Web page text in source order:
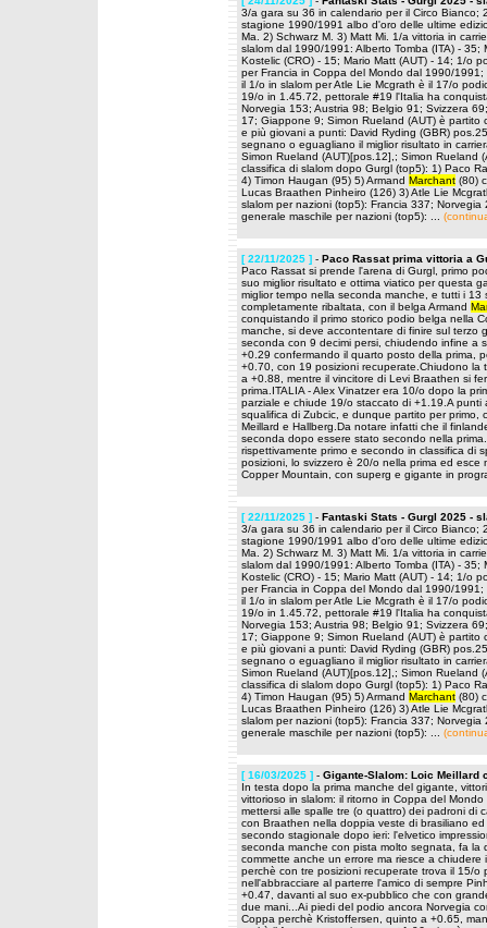
3/a gara su 36 in calendario per il Circo Bianco;
stagione 1990/1991 albo d'oro delle ultime
Ma. 2) Schwarz M. 3) Matt Mi. 1/a vittoria in
slalom dal 1990/1991: Alberto Tomba (ITA) - 35;
Kostelic (CRO) - 15; Mario Matt (AUT) - 14; 1/o
per Francia in Coppa del Mondo dal 1990/
il 1/o in slalom per Atle Lie Mcgrath è il 17/o
19/o in 1.45.72, pettorale #19 l'Italia ha
Norvegia 153; Austria 98; Belgio 91; Svizzera
17; Giappone 9; Simon Rueland (AUT) è
e più giovani a punti: David Ryding (GBR)
segnano o eguagliano il miglior risultato in
Simon Rueland (AUT)[pos.12],; Simon Rueland
classifica di slalom dopo Gurgl (top5): 1) Paco
4) Timon Haugan (95) 5) Armand Marchant (80)
Lucas Braathen Pinheiro (126) 3) Atle Lie
slalom per nazioni (top5): Francia 337;
generale maschile per nazioni (top5): ...
[ 22/11/2025 ] - Paco Rassat prima vittoria a
Paco Rassat si prende l'arena di Gurgl, primo
suo miglior risultato e ottima viatico per questa
miglior tempo nella seconda manche, e tutti i
completamente ribaltata, con il belga Armand
conquistando il primo storico podio belga nella
manche, si deve accontentare di finire sul terzo
seconda con 9 decimi persi, chiudendo infine a
+0.29 confermando il quarto posto della prima,
+0.70, con 19 posizioni recuperate.Chiudono
a +0.88, mentre il vincitore di Levi Braathen si
prima.ITALIA - Alex Vinatzer era 10/o dopo la
parziale e chiude 19/o staccato di +1.19.A
squalifica di Zubcic, e dunque partito per
Meillard e Hallberg.Da notare infatti che il
seconda dopo essere stato secondo nella
rispettivamente primo e secondo in classifica di
posizioni, lo svizzero è 20/o nella prima ed esce
Copper Mountain, con superg e gigante in
[ 22/11/2025 ] - Fantaski Stats - Gurgl 2025 -
3/a gara su 36 in calendario per il Circo Bianco;
stagione 1990/1991 albo d'oro delle ultime
Ma. 2) Schwarz M. 3) Matt Mi. 1/a vittoria in
slalom dal 1990/1991: Alberto Tomba (ITA) - 35;
Kostelic (CRO) - 15; Mario Matt (AUT) - 14; 1/o
per Francia in Coppa del Mondo dal 1990/
il 1/o in slalom per Atle Lie Mcgrath è il 17/o
19/o in 1.45.72, pettorale #19 l'Italia ha
Norvegia 153; Austria 98; Belgio 91; Svizzera
17; Giappone 9; Simon Rueland (AUT) è
e più giovani a punti: David Ryding (GBR)
segnano o eguagliano il miglior risultato in
Simon Rueland (AUT)[pos.12],; Simon Rueland
classifica di slalom dopo Gurgl (top5): 1) Paco
4) Timon Haugan (95) 5) Armand Marchant (80)
Lucas Braathen Pinheiro (126) 3) Atle Lie
slalom per nazioni (top5): Francia 337;
generale maschile per nazioni (top5): ...
[ 16/03/2025 ] - Gigante-Slalom: Loic Meillard
In testa dopo la prima manche del gigante,
vittorioso in slalom: il ritorno in Coppa del
mettersi alle spalle tre (o quattro) dei padroni di
con Braathen nella doppia veste di brasiliano
secondo stagionale dopo ieri: l'elvetico
seconda manche con pista molto segnata, fa
commette anche un errore ma riesce a
perchè con tre posizioni recuperate trova il 15/
nell'abbracciare al parterre l'amico di sempre
+0.47, davanti al suo ex-pubblico che con
due mani...Ai piedi del podio ancora Norvegia
Coppa perchè Kristoffersen, quinto a +0.65,